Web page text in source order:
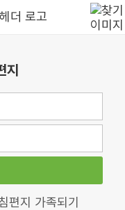
지
편지 가족되기